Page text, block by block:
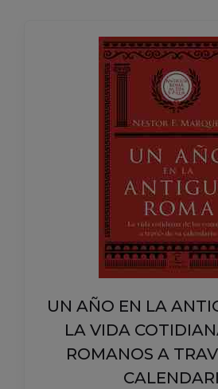
UN AÑO EN LA
LA VIDA
ROMANOS A